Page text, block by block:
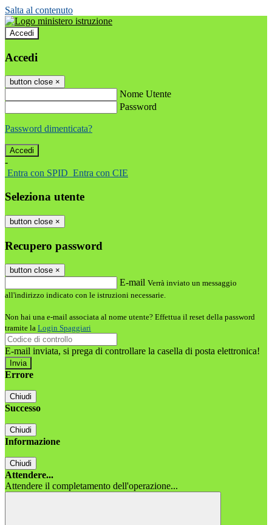
Salta al contenuto
Accedi
Accedi
button close ×
Nome Utente
Password
Password dimenticata?
-
Entra con SPID Entra con CIE
Seleziona utente
button close ×
Recupero password
button close ×
E-mail Verrà inviato un messaggio
all'indirizzo indicato con le istruzioni necessarie.
Non hai una e-mail associata al nome utente? Effettua il reset della password
tramite la Login Spaggiari
E-mail inviata, si prega di controllare la casella di posta elettronica!
Errore
Chiudi
Successo
Chiudi
Informazione
Chiudi
Attendere...
Attendere il completamento dell'operazione...